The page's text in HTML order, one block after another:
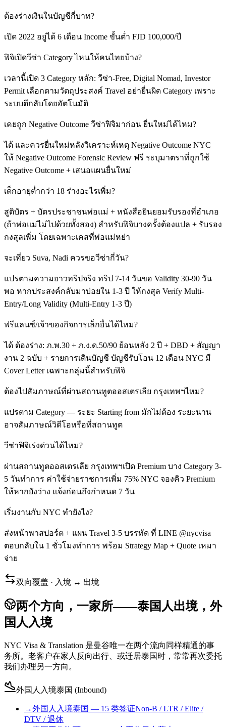
ต้องร่างเงินในบัญชีกี่บาท?
เปิด 2022 อยู่ได้ 6 เดือน Income ขั้นต่ำ FJD 100,000/ปี
ฟิจิเปิดวีซ่า Category ไหนให้คนไทยบ้าง?
เวลานี้เปิด 3 Category หลัก: วีซ่า-Free, Digital Nomad, Investor
Permit เลือกตามวัตถุประสงค์ Travel อย่ายื่นผิด Category เพราะ
ระบบตีกลับโดยอัตโนมัติ
เคยถูก Negative Outcome วีซ่าฟิจิมาก่อน ยื่นใหม่ได้ไหม?
ได้ และควรยื่นใหม่หลังวิเคราะห์เหตุ Negative Outcome NYC
ให้ Negative Outcome Forensic Review ฟรี ระบุมาตราที่ถูกใช้
Negative Outcome + เสนอแผนยื่นใหม่
เด็กอายุต่ำกว่า 18 ร่างอะไรเพิ่ม?
สูติบัตร + บัตรประชาชนพ่อแม่ + หนังสือยินยอมรับรองที่อำเภอ
(ถ้าพ่อแม่ไม่ไปด้วยทั้งสอง) สำหรับฟิจิบางครั้งต้องแปล + รับรอง
กงสุลเพิ่ม โดยเฉพาะเคสที่พ่อแม่หย่า
จะเที่ยว Suva, Nadi ควรขอวีซ่ากี่วัน?
แปรตามความยาวทริปจริง ทริป 7-14 วันขอ Validity 30-90 วัน
พอ หากประสงค์กลับมาบ่อยใน 1-3 ปี ให้กงสุล Verify Multi-
Entry/Long Validity (Multi-Entry 1-3 ปี)
ฟรีแลนซ์/เจ้าของกิจการเล็กยื่นได้ไหม?
ได้ ต้องร่าง: ภ.พ.30 + ภ.ง.ด.50/90 ย้อนหลัง 2 ปี + DBD + สัญญา
งาน 2 ฉบับ + รายการเดินบัญชี บัญชีรับโอน 12 เดือน NYC มี
Cover Letter เฉพาะกลุ่มนี้สำหรับฟิจิ
ต้องไปสัมภาษณ์ที่ผ่านสถานทูตออสเตรเลีย กรุงเทพฯไหม?
แปรตาม Category — ระยะ Starting from มักไม่ต้อง ระยะนาน
อาจสัมภาษณ์วิดีโอหรือที่สถานทูต
วีซ่าฟิจิเร่งด่วนได้ไหม?
ผ่านสถานทูตออสเตรเลีย กรุงเทพฯเปิด Premium บาง Category 3-
5 วันทำการ ค่าใช้จ่ายราชการเพิ่ม 75% NYC จองคิว Premium
ให้หากยังว่าง แจ้งก่อนถึงกำหนด 7 วัน
เริ่มงานกับ NYC ทำยังไง?
ส่งหน้าพาสปอร์ต + แผน Travel 3-5 บรรทัด ที่ LINE @nycvisa
ตอบกลับใน 1 ชั่วโมงทำการ พร้อม Strategy Map + Quote เหมา
จ่าย
双向覆盖 · 入境 ↔ 出境
两个方向，一家所——泰国人出境，外
国人入境
NYC Visa & Translation 是曼谷唯一在两个流向同样精通的事
务所。老客户在家人反向出行、或迁居泰国时，常常再次委托
我们办理另一方向。
外国人入境泰国 (Inbound)
→外国人入境泰国 — 15 类签证Non-B / LTR / Elite /
DTV / 退休